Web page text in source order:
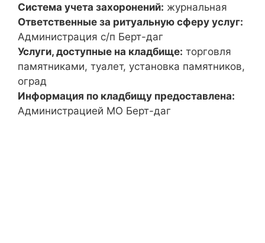
Система учета захоронений: журнальная
Ответственные за ритуальную сферу услуг:
Администрация с/п Берт-даг
Услуги, доступные на кладбище: торговля
памятниками, туалет, установка памятников,
оград
Информация по кладбищу предоставлена:
Администрацией МО Берт-даг